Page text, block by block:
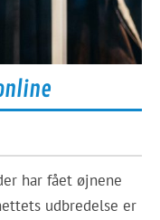
har fået øjnene
udbredelse er